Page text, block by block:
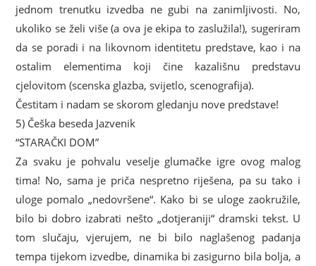
jednom trenutku izvedba ne gubi na zanimljivosti. No,
ukoliko se želi više (a ova je ekipa to zaslužila!), sugeriram
da se poradi i na likovnom identitetu predstave, kao i na
ostalim elementima koji čine kazališnu predstavu
cjelovitom (scenska glazba, svijetlo, scenografija).
Čestitam i nadam se skorom gledanju nove predstave!
5) Češka beseda Jazvenik
“STARAČKI DOM”
Za svaku je pohvalu veselje glumačke igre ovog malog
tima! No, sama je priča nespretno riješena, pa su tako i
uloge pomalo „nedovršene“. Kako bi se uloge zaokružile,
bilo bi dobro izabrati nešto „dotjeraniji“ dramski tekst. U
tom slučaju, vjerujem, ne bi bilo naglašenog padanja
tempa tijekom izvedbe, dinamika bi zasigurno bila bolja, a